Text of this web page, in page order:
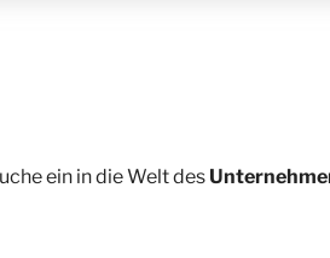
ein in die Welt des